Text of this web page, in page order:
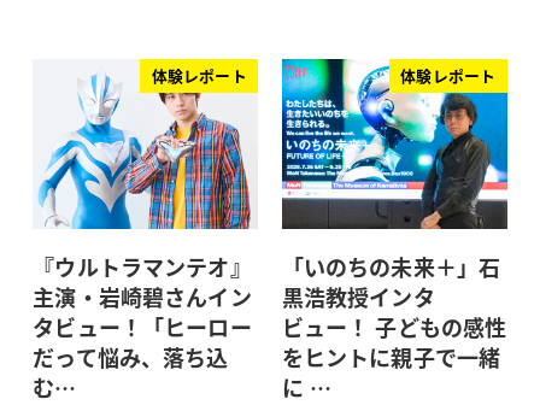
体験レポート
『ウルトラマンテオ』
主演・岩崎碧さんイン
タビュー！「ヒーロー
だって悩み、落ち込
む…
体験レポート
「いのちの未来＋」石
黒浩教授インタ
ビュー！ 子どもの感性
をヒントに親子で一緒
に …